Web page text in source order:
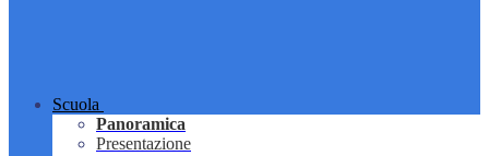
Scuola
Panoramica
Presentazione